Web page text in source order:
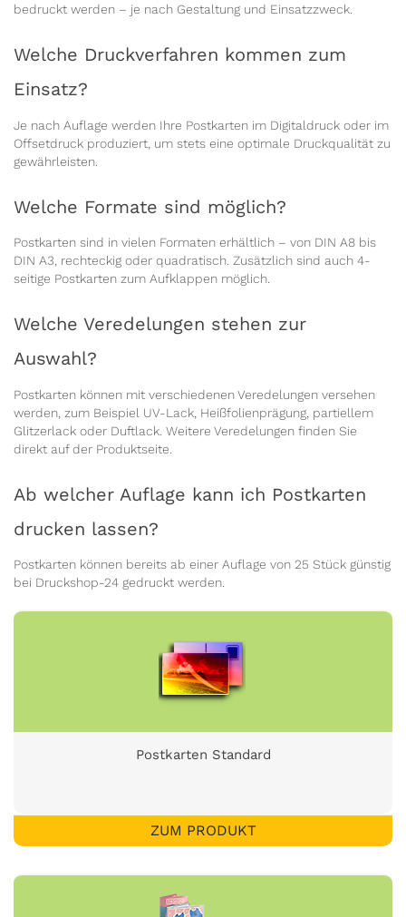
bedruckt werden – je nach Gestaltung und Einsatzzweck.
Welche Druckverfahren kommen zum
Einsatz?
Je nach Auflage werden Ihre Postkarten im Digitaldruck oder im
Offsetdruck produziert, um stets eine optimale Druckqualität zu
gewährleisten.
Welche Formate sind möglich?
Postkarten sind in vielen Formaten erhältlich – von DIN A8 bis
DIN A3, rechteckig oder quadratisch. Zusätzlich sind auch 4-
seitige Postkarten zum Aufklappen möglich.
Welche Veredelungen stehen zur
Auswahl?
Postkarten können mit verschiedenen Veredelungen versehen
werden, zum Beispiel UV-Lack, Heißfolienprägung, partiellem
Glitzerlack oder Duftlack. Weitere Veredelungen finden Sie
direkt auf der Produktseite.
Ab welcher Auflage kann ich Postkarten
drucken lassen?
Postkarten können bereits ab einer Auflage von 25 Stück günstig
bei Druckshop-24 gedruckt werden.
Postkarten Standard
ZUM PRODUKT